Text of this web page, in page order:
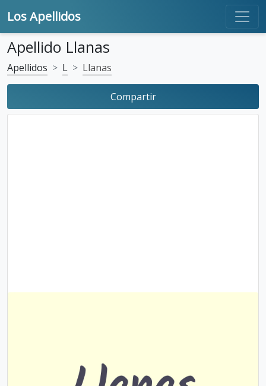
Los Apellidos
Apellido Llanas
Apellidos L Llanas
Compartir